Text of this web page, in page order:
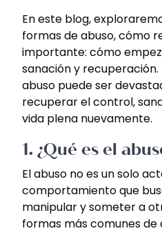
En este blog,
formas de abuso, cómo
importante: cómo
sanación y recuperación.
abuso puede ser
recuperar el control,
vida plena nuevamente.
1. ¿Qué es el
El abuso no es un solo
comportamiento que
manipular y someter a
formas más comunes de